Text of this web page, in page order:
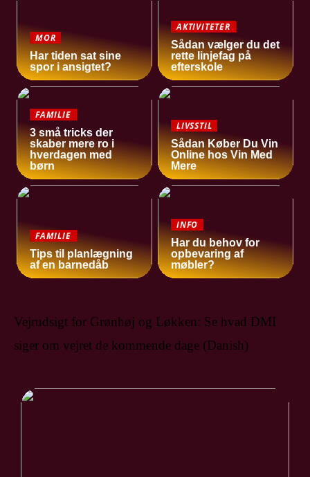
MOR
Har tiden sat sine
spor i ansigtet?
AKTIVITETER
Sådan vælger du det
rette linjefag på
efterskole
FAMILIE
3 små tricks der
skaber mere ro i
hverdagen med
børn
LIVSSTIL
Sådan Køber Du Vin
Online hos Vin Med
Mere
FAMILIE
Tips til planlægning
af en barnedåb
INFO
Har du behov for
opbevaring af
møbler?
Vejrudsigt for Grønhøj og Løkken: Se hvad DMI
siger om vejret de kommende dage (Danish)